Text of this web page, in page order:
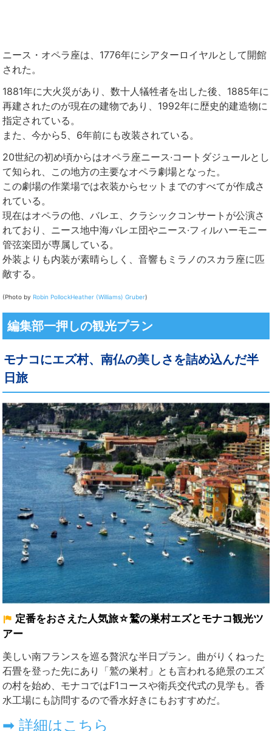
ニース・オペラ座は、1776年にシアターロイヤルとして開館
された。
1881年に大火災があり、数十人犠牲者を出した後、1885年に
再建されたのが現在の建物であり、1992年に歴史的建造物に
指定されている。
また、今から5、6年前にも改装されている。
20世紀の初め頃からはオペラ座ニース·コートダジュールとし
て知られ、この地方の主要なオペラ劇場となった。
この劇場の作業場では衣装からセットまでのすべてが作成さ
れている。
現在はオペラの他、バレエ、クラシックコンサートが公演さ
れており、ニース地中海バレエ団やニース·フィルハーモニー
管弦楽団が専属している。
外装よりも内装が素晴らしく、音響もミラノのスカラ座に匹
敵する。
(Photo by Robin PollockHeather (Williams) Gruber)
編集部一押しの観光プラン
モナコにエズ村、南仏の美しさを詰め込んだ半
日旅
定番をおさえた人気旅☆鷲の巣村エズとモナコ観光ツ
アー
美しい南フランスを巡る贅沢な半日プラン。曲がりくねった
石畳を登った先にあり「鷲の巣村」とも言われる絶景のエズ
の村を始め、モナコではF1コースや衛兵交代式の見学も。香
水工場にも訪問するので香水好きにもおすすめだ。
➡ 詳細はこちら